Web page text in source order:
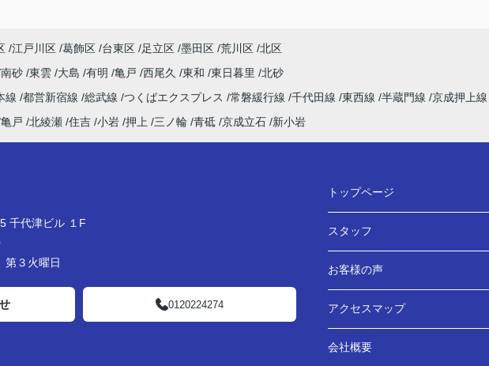
江戸川区 葛飾区 台東区 足立区 墨田区 荒川区 北区
南砂 東雲 大島 有明 亀戸 西尾久 東和 東日暮里
北砂
線 都営新宿線 総武線 つくばエクスプレス 常磐緩行線 千代田線 東西線 半蔵門線 京成押上
亀戸 北綾瀬 住吉 小岩 押上 三ノ輪 青砥 京成立石 新小岩
千代津ビル １F
第３火曜日
0120224274
トップページ
スタッフ
お客様の声
アクセスマップ
会社概要